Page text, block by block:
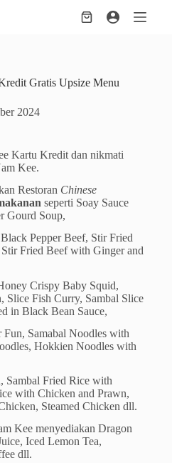
Shopping
Gratis Upsize Menu
2024
Kartu Kredit dan nikmati
Kee.
Restoran Chinese
seperti Soay Sauce
Gourd Soup,
Pepper Beef, Stir Fried
Fried Beef with Ginger and
Crispy Baby Squid,
Slice Fish Curry, Sambal Slice
in Black Bean Sauce,
Samabal Noodles with
Hokkien Noodles with
Sambal Fried Rice with
with Chicken and Prawn,
Steamed Chicken dll.
Kee menyediakan Dragon
Iced Lemon Tea,
dll.